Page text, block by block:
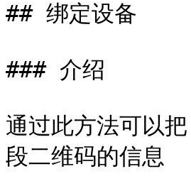
## 绑定设备
### 介绍
通过此方法可以
段二维码的信息